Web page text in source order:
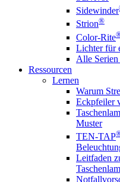
Sidewinder
Strion®
Color-Rite
Lichter für
Alle Serien
Ressourcen
Lernen
Warum
Eckpfeiler
Muster
TEN-TAP
Leitfaden